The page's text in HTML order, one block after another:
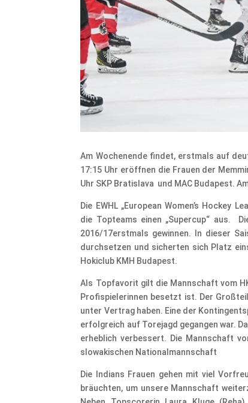
Am Wochenende findet, erstmals auf
17:15 Uhr eröffnen die Frauen der
Uhr SKP Bratislava und MAC Budapest.
Die EWHL „European Women’s
die Topteams einen „Supercup“ aus.
2016/17erstmals gewinnen. In dieser
durchsetzen und sicherten sich Platz
Hokiclub KMH Budapest.
Als Topfavorit gilt die Mannschaft vom
Profispielerinnen besetzt ist. Der
unter Vertrag haben. Eine der
erfolgreich auf Torejagd gegangen war.
erheblich verbessert. Die Mannschaft
slowakischen Nationalmannschaft
Die Indians Frauen gehen mit viel
bräuchten, um unsere Mannschaft